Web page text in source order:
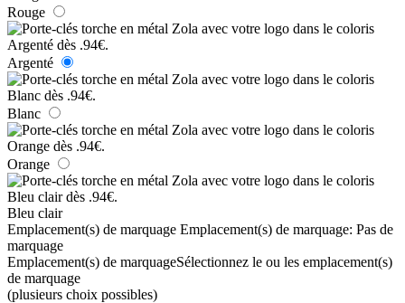
Rouge
Argenté
Blanc
Orange
Bleu clair
Emplacement(s) de marquage Emplacement(s) de marquage: Pas de
marquage
Emplacement(s) de marquageSélectionnez le ou les emplacement(s)
de marquage
(plusieurs choix possibles)